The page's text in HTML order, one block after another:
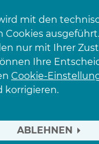
mit den
Cookies
nur mit Ihrer
Ihre
Cookie-
korrigieren.
ABLEHNEN